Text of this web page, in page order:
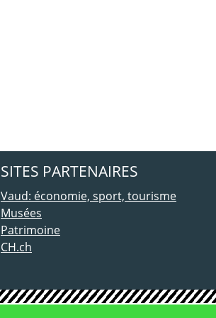
SITES PARTENAIRES
Vaud: économie, sport, tourisme
Musées
Patrimoine
CH.ch